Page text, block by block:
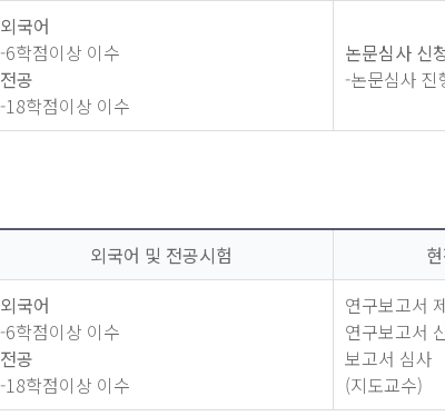
외국어
-6학점이상 이수
전공
-18학점이상 이수
논문심사 신
-논문심사 진
외국어 및 전공시험
외국어
-6학점이상 이수
전공
-18학점이상 이수
연구보고서
연구보고서
보고서 심사
(지도교수)